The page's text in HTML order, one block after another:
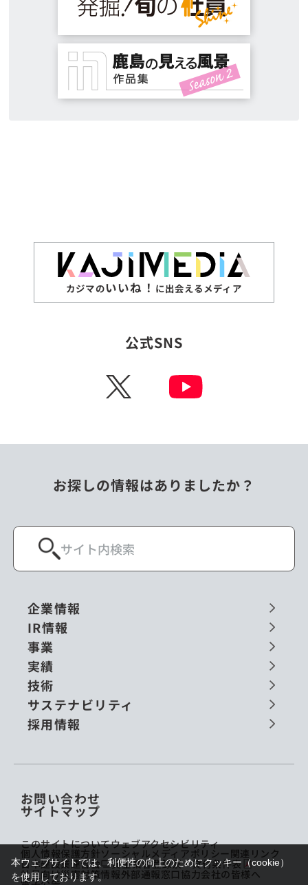
本ウェブサイトでは、利便性の向上のためにクッキー（cookie）
を使用しております。
カジマのいいね！ に出会えるメディア
公式SNS
X
お探しの情報はありましたか？
企業情報
IR情報
事業
実績
技術
サステナビリティ
採用情報
お問い合わせ
サイトマップ
このサイトについてウェブアクセシビリティ
個人情報保護方針ソーシャルメディアポリシー 関連リンク
日本建設業連合会 貸金業者登録票・貸付条件表
社員向け災害対策情報外部通報窓口 協力会社の皆様へ